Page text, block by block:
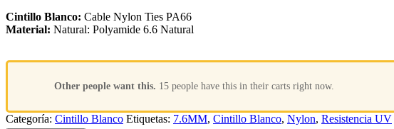
Cintillo Blanco: Cable Nylon Ties PA66
Material: Natural: Polyamide 6.6 Natural
Other people want this. 15 people have this in their carts right now.
Categoría: Cintillo Blanco Etiquetas: 7.6MM, Cintillo Blanco, Nylon, Resistencia UV